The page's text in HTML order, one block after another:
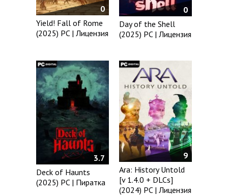
0
Yield! Fall of Rome
(2025) PC | Лицензия
0
Day of the Shell
(2025) PC | Лицензия
3.7
Deck of Haunts
(2025) PC | Пиратка
9
Ara: History Untold
[v 1.4.0 + DLCs]
(2024) PC | Лицензия